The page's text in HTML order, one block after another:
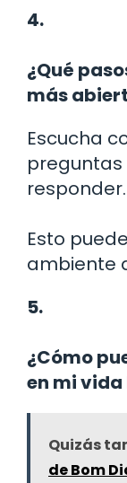
4.
¿Qué
más
Escucha
responder.
Esto
ambiente
5.
¿Cómo
en mi
Quizás
de Bom